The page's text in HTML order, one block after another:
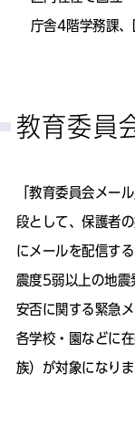
庁舎4階学務課
教育委員
「教育委員会メー
段として、保護者
にメールを配信する
震度5弱以上の地震
安否に関する緊急
各学校・園などに
族）が対象になりま